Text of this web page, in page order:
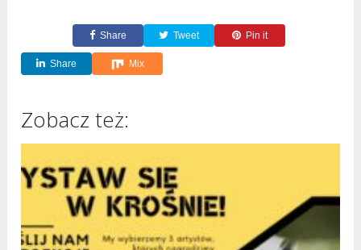
Share Tweet Pin it
Share Mix
Zobacz też: